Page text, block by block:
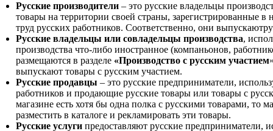
Русские производители – это русские владельцы
товары на территории своей страны, зарегистрированные
труд русских работников. Соответственно, они
Русские владельцы или совладельцы производства,
производства что-либо иностранное (компаньонов,
размещаются в разделе «Производство с русским участием
выпускают товары с русским участием.
Русские продавцы – это русские предприниматели,
работников и продающие русские товары или товары с
магазине есть хотя бы одна полка с русскими товарами, то
разместить в каталоге и рекламировать эти товары.
Русские услуги предоставляют русские предприниматели,